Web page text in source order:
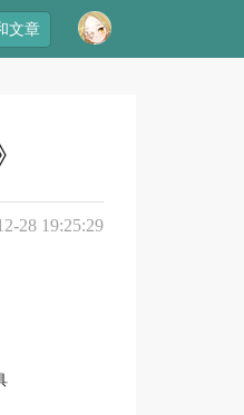
文章
28 19:25:29